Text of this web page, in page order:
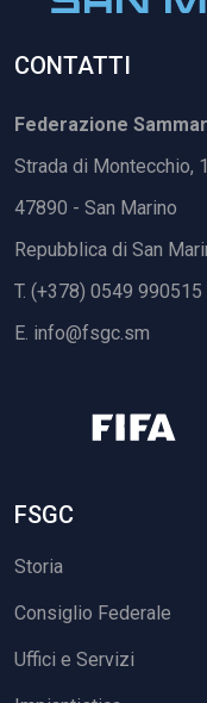
CONTATTI
Federazione
Strada di Montecchio,
47890 - San Marino
Repubblica di San
T. (+378) 0549 990515
E. info@fsgc.sm
FSGC
Storia
Consiglio Federale
Uffici e Servizi